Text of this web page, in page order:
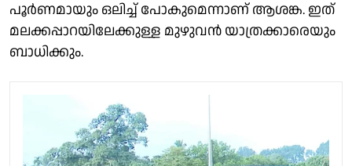
പൂർണമായും ഒലിച്ച് പോകുമെന്നാണ് ആശങ്ക. ഇത്
മലക്കപ്പാറയിലേക്കുള്ള മുഴുവൻ യാത്രക്കാരെയും
ബാധിക്കും.